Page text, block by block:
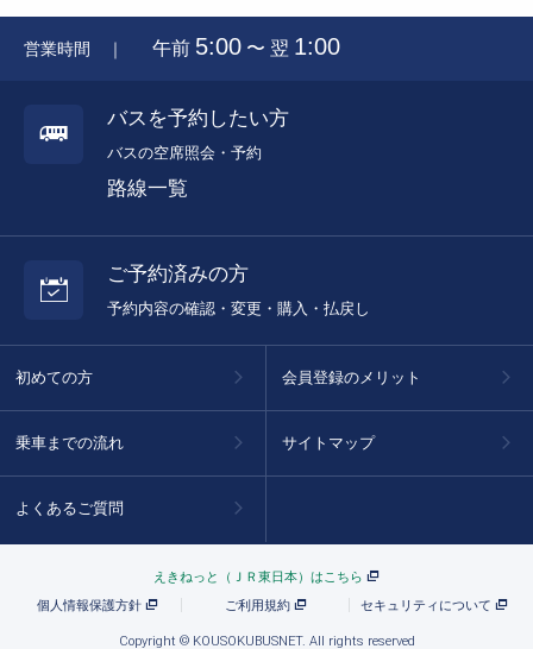
営業時間 ｜ 午前 5:00 〜 翌 1:00
バスを予約したい方
バスの空席照会・予約
路線一覧
ご予約済みの方
予約内容の確認・変更・購入・払戻し
初めての方
乗車までの流れ
よくあるご質問
会員登録のメリット
サイトマップ
えきねっと（ＪＲ東日本）はこちら
個人情報保護方針
ご利用規約 セキュリティについて
Copyright © KOUSOKUBUSNET. All rights reserved